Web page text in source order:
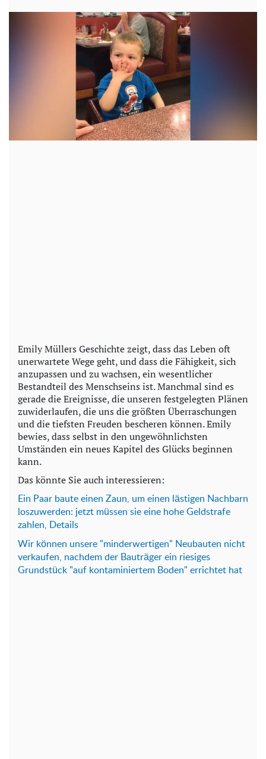
Emily Müllers Geschichte zeigt, dass das Leben oft
unerwartete Wege geht, und dass die Fähigkeit, sich
anzupassen und zu wachsen, ein wesentlicher
Bestandteil des Menschseins ist. Manchmal sind es
gerade die Ereignisse, die unseren festgelegten Plänen
zuwiderlaufen, die uns die größten Überraschungen
und die tiefsten Freuden bescheren können. Emily
bewies, dass selbst in den ungewöhnlichsten
Umständen ein neues Kapitel des Glücks beginnen
kann.
Das könnte Sie auch interessieren:
Ein Paar baute einen Zaun, um einen lästigen Nachbarn
loszuwerden: jetzt müssen sie eine hohe Geldstrafe
zahlen, Details
Wir können unsere "minderwertigen" Neubauten nicht
verkaufen, nachdem der Bauträger ein riesiges
Grundstück "auf kontaminiertem Boden" errichtet hat